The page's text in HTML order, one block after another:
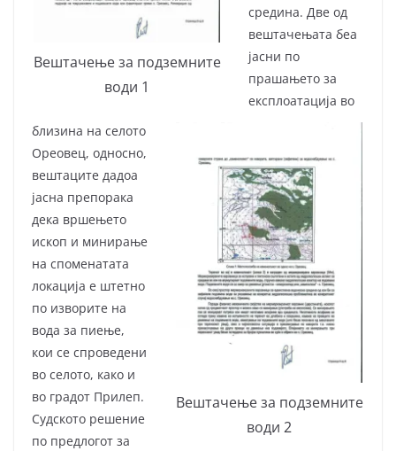
Вештачење за подземните
води 1
Вештачење за подземните
води 2
средина. Две од
вештачењата беа
јасни по
прашањето за
експлоатација во
близина на селото
Ореовец, односно,
вештаците дадоа
јасна препорака
дека вршењето
ископ и минирање
на споменатата
локација е штетно
по изворите на
вода за пиење,
кои се спроведени
во селото, како и
во градот Прилеп.
Судското решение
по предлогот за